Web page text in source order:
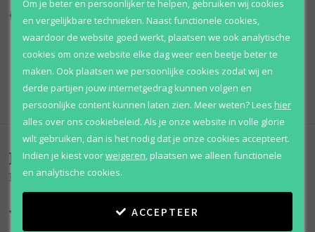
Kortingen tot wel 70% Al 12 jaar voordelig
Beoordelingen(0)
Be Extra Delicious
Om je beter en persoonlijker te helpen, gebruiken wij cookies
en vergelijkbare technieken. Naast functionele cookies,
waardoor de website goed werkt, plaatsen we ook analytische
cookies om onze website elke dag weer een beetje beter te
maken. Ook plaatsen we persoonlijke cookies zodat wij en
derde partijen jouw internetgedrag kunnen volgen en
persoonlijke content kunnen laten zien. Meer weten?Lees hier
alles over ons cookiebeleid. Als je onze website in volle glorie
wilt gebruiken, dan is het nodig dat je onze cookies accepteert.
Indien je kiest voorweigeren,plaatsen we alleen functionele
en analytische cookies.
ACCEPTEER